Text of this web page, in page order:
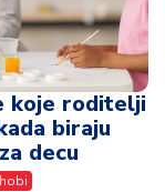
koje roditelji
biraju
decu